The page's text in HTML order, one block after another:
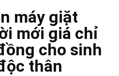
máy giặt
mới giá chỉ
cho sinh
thân